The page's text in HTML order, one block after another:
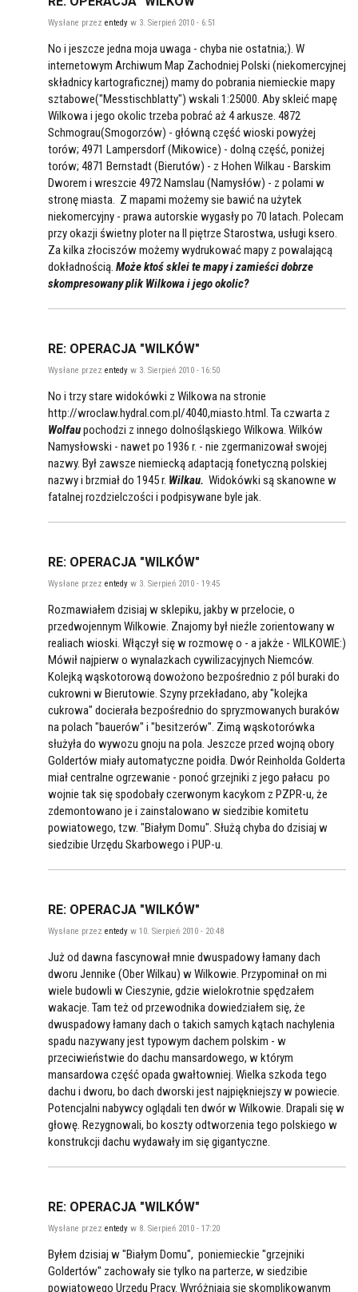
Wysłane przez entedy w 3. Sierpień 2010 - 6:51
No i jeszcze jedna moja uwaga - chyba nie ostatnia;). W
internetowym Archiwum Map Zachodniej Polski (niekomercyjnej
składnicy kartograficznej) mamy do pobrania niemieckie mapy
sztabowe("Messtischblatty") wskali 1:25000. Aby skleić mapę
Wilkowa i jego okolic trzeba pobrać aż 4 arkusze. 4872
Schmograu(Smogorzów) - główną część wioski powyżej
torów; 4971 Lampersdorf (Mikowice) - dolną część, poniżej
torów; 4871 Bernstadt (Bierutów) - z Hohen Wilkau - Barskim
Dworem i wreszcie 4972 Namslau (Namysłów) - z polami w
stronę miasta. Z mapami możemy sie bawić na użytek
niekomercyjny - prawa autorskie wygasły po 70 latach. Polecam
przy okazji świetny ploter na II piętrze Starostwa, usługi ksero.
Za kilka złociszów możemy wydrukować mapy z powalającą
dokładnością. Może ktoś sklei te mapy i zamieści dobrze
skompresowany plik Wilkowa i jego okolic?
RE: OPERACJA "WILKÓW"
Wysłane przez entedy w 3. Sierpień 2010 - 16:50
No i trzy stare widokówki z Wilkowa na stronie
http://wroclaw.hydral.com.pl/4040,miasto.html. Ta czwarta z
Wolfaupochodzi z innego dolnośląskiego Wilkowa. Wilków
Namysłowski - nawet po 1936 r. - nie zgermanizował swojej
nazwy. Był zawsze niemiecką adaptacją fonetyczną polskiej
nazwy i brzmiał do 1945 r. Wilkau. Widokówki są skanowne w
fatalnej rozdzielczości i podpisywane byle jak.
RE: OPERACJA "WILKÓW"
Wysłane przez entedy w 3. Sierpień 2010 - 19:45
Rozmawiałem dzisiaj w sklepiku, jakby w przelocie, o
przedwojennym Wilkowie. Znajomy był nieźle zorientowany w
realiach wioski. Włączył się w rozmowę o - a jakże - WILKOWIE:)
Mówił najpierw o wynalazkach cywilizacyjnych Niemców.
Kolejką wąskotorową dowożono bezpośrednio z pól buraki do
cukrowni w Bierutowie. Szyny przekładano, aby "kolejka
cukrowa" docierała bezpośrednio do spryzmowanych buraków
na polach "bauerów" i "besitzerów". Zimą wąskotorówka
służyła do wywozu gnoju na pola. Jeszcze przed wojną obory
Goldertów miały automatyczne poidła. Dwór Reinholda Golderta
miał centralne ogrzewanie - ponoć grzejniki z jego pałacu po
wojnie tak się spodobały czerwonym kacykom z PZPR-u, że
zdemontowano je i zainstalowano w siedzibie komitetu
powiatowego, tzw. "Białym Domu". Służą chyba do dzisiaj w
siedzibie Urzędu Skarbowego i PUP-u.
RE: OPERACJA "WILKÓW"
Wysłane przez entedy w 10. Sierpień 2010 - 20:48
Już od dawna fascynował mnie dwuspadowy łamany dach
dworu Jennike (Ober Wilkau) w Wilkowie. Przypominał on mi
wiele budowli w Cieszynie, gdzie wielokrotnie spędzałem
wakacje. Tam też od przewodnika dowiedziałem się, że
dwuspadowy łamany dach o takich samych kątach nachylenia
spadu nazywany jest typowym dachem polskim - w
przeciwieństwie do dachu mansardowego, w którym
mansardowa część opada gwałtowniej. Wielka szkoda tego
dachu i dworu, bo dach dworski jest najpiękniejszy w powiecie.
Potencjalni nabywcy oglądali ten dwór w Wilkowie. Drapali się w
głowę. Rezygnowali, bo koszty odtworzenia tego polskiego w
konstrukcji dachu wydawały im się gigantyczne.
RE: OPERACJA "WILKÓW"
Wysłane przez entedy w 8. Sierpień 2010 - 17:20
Byłem dzisiaj w "Białym Domu", poniemieckie "grzejniki
Goldertów" zachowały sie tylko na parterze, w siedzibie
powiatowego Urzędu Pracy. Wyróżniają się skomplikowanym